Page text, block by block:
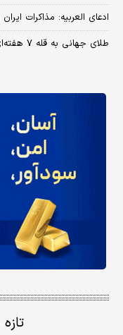
ادعای العربیه: مذاکرات
طلای جهانی به قله ۷ هفته‌ای رسید/ دلار عقب نشست، فلز زرد صعود کرد